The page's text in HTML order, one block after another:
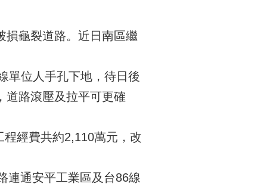
損龜裂道路。近日南區繼
單位人手孔下地，待日後
道路滾壓及拉平可更確
經費共約2,110萬元，改
連通安平工業區及台86線